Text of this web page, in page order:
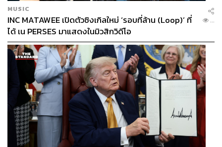
MUSIC
INC MATAWEE เปิดตัวซิงเกิลใหม่ ‘รอบที่ล้าน (Loop)’ ที่
ได้ เน PERSES มาแสดงในมิวสิกวิดีโอ
...